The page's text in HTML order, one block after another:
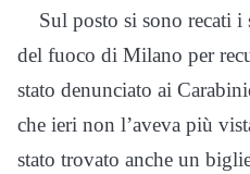
Sul posto si sono recati i
del fuoco di Milano per
stato denunciato ai
che ieri non l’aveva più
stato trovato anche un